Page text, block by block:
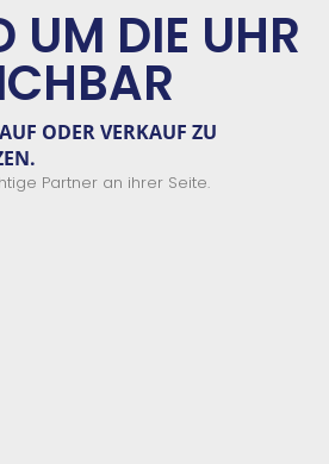
UM DIE UHR
ODER VERKAUF ZU
Partner an ihrer Seite.